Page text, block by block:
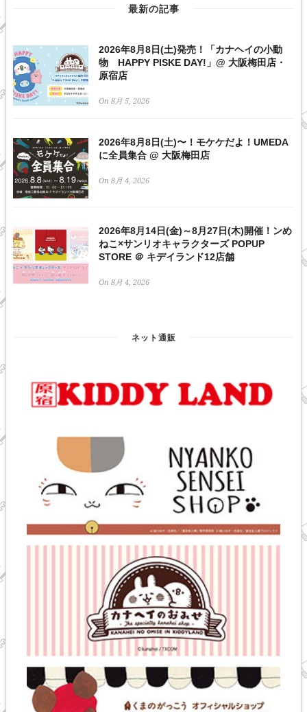
最新の記事
2026年8月8日(土)発売！「カナヘイの小動
物 HAPPY PISKE DAY!」@ 大阪梅田店・
原宿店
On 8月 5, 2026
2026年8月8日(土)〜！モケケだよ！UMEDA
に全員集合 @ 大阪梅田店
On 8月 4, 2026
2026年8月14日(金)～8月27日(木)開催！ンめ
ねこ×サンリオキャラクターズ POPUP
STORE ＠ キデイランド12店舗
On 8月 4, 2026
ネット通販